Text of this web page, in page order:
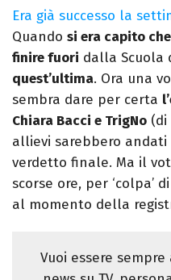
Era già successo la
Quando si era capito
finire fuori dalla Scuola
quest’ultima. Ora una
sembra dare per certa
Chiara Bacci e TrigNo (di
allievi sarebbero
verdetto finale. Ma il
scorse ore, per ‘colpa’
al momento della
Vuoi essere